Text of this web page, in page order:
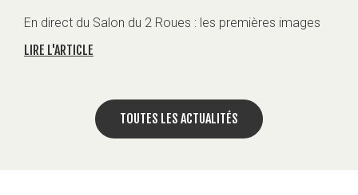
En direct du Salon du 2 Roues : les premières images
LIRE L'ARTICLE
TOUTES LES ACTUALITÉS